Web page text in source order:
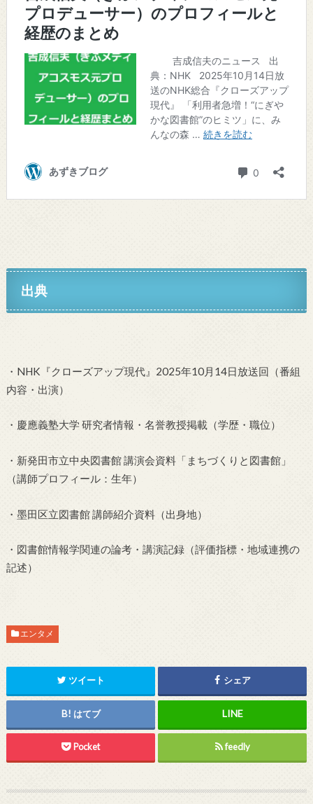
出典
・NHK『クローズアップ現代』2025年10月14日放送回（番組
内容・出演）
・慶應義塾大学 研究者情報・名誉教授掲載（学歴・職位）
・新発田市立中央図書館 講演会資料「まちづくりと図書館」
（講師プロフィール：生年）
・墨田区立図書館 講師紹介資料（出身地）
・図書館情報学関連の論考・講演記録（評価指標・地域連携の
記述）
エンタメ
ツイート シェア
はてブ
Pocket feedly